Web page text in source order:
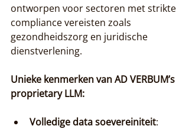
ontworpen voor sectoren met strikte
compliance vereisten zoals
gezondheidszorg en juridische
dienstverlening.
Unieke kenmerken van AD VERBUM’s
proprietary LLM:
Volledige data soevereiniteit: